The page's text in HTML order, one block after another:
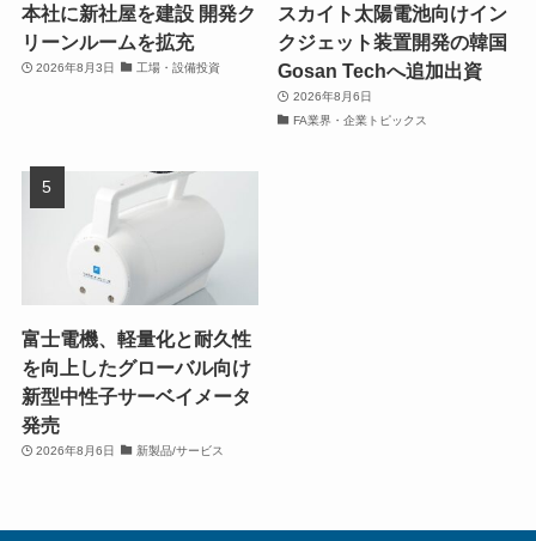
本社に新社屋を建設 開発ク
リーンルームを拡充
2026年8月3日 工場・設備投資
スカイト太陽電池向けイン
クジェット装置開発の韓国
Gosan Techへ追加出資
2026年8月6日
FA業界・企業トピックス
富士電機、軽量化と耐久性
を向上したグローバル向け
新型中性子サーベイメータ
発売
2026年8月6日 新製品/サービス